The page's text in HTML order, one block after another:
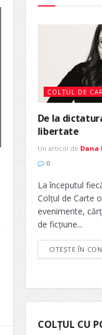
COLȚUL DE
De la
libertate
Un articol de Dana
0
La începutul
Colțul de Carte
evenimente,
de ficțiune...
CITEȘTE ÎN
COLȚUL CU